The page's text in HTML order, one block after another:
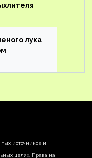
лука
источников и
целях. Права на